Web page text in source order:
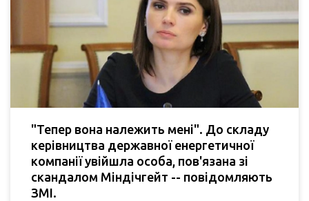
"Тепер вона належить мені". До складу
керівництва державної енергетичної
компанії увійшла особа, пов'язана зі
скандалом Міндічгейт -- повідомляють
ЗМІ.